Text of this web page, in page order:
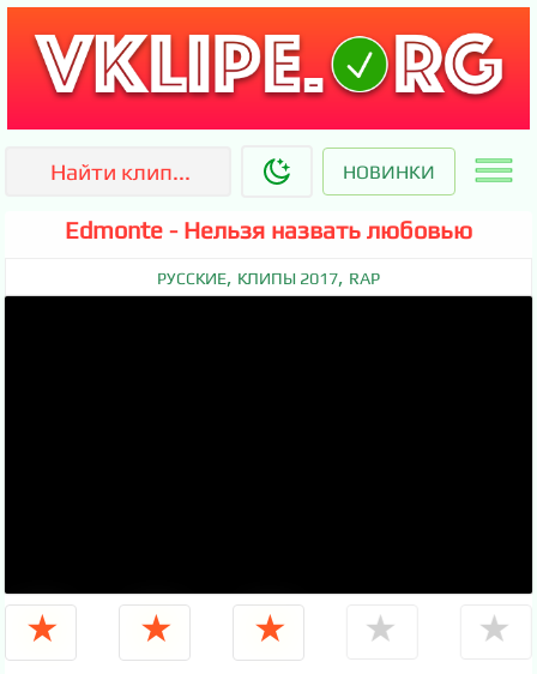
НОВИНКИ
Edmonte - Нельзя назвать любовью
РУССКИЕ, КЛИПЫ 2017, RAP
★ ★ ★ ★ ★